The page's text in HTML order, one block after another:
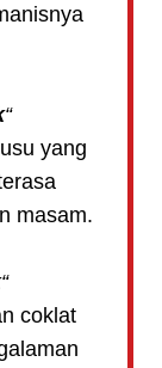
“
yang
masam.
“
coklat